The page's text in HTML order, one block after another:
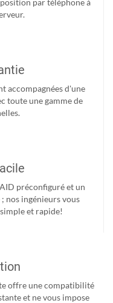
accompagnées d'une
toute une gamme de
préconfiguré et un
nos ingénieurs vous
et rapide!
offre une compatibilité
et ne vous impose